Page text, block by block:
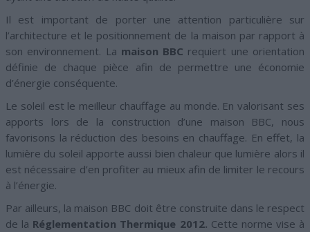
Il est important de porter une attention particulière sur
l’architecture et le positionnement de la maison par rapport à
son environnement. La maison BBC requiert une orientation
définie de chaque pièce afin de permettre une économie
d’énergie conséquente.
Le soleil est le meilleur chauffage au monde. En valorisant ses
apports lors de la construction d’une maison BBC, nous
favorisons la réduction des besoins en chauffage. En effet, la
lumière du soleil apporte aussi bien chaleur que lumière alors il
est nécessaire d’en profiter au mieux afin de limiter le recours
à l’énergie.
Par ailleurs, la maison BBC doit être construite dans le respect
de la Réglementation Thermique 2012. Cette norme vise à